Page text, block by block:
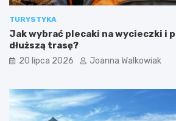
s
t
ó
w
e
t
y
i
r
a
TURYSTYKA
Jak wybrać plecaki na wycieczki i
dłuższą trasę?
20 lipca 2026 Joanna Walkowiak